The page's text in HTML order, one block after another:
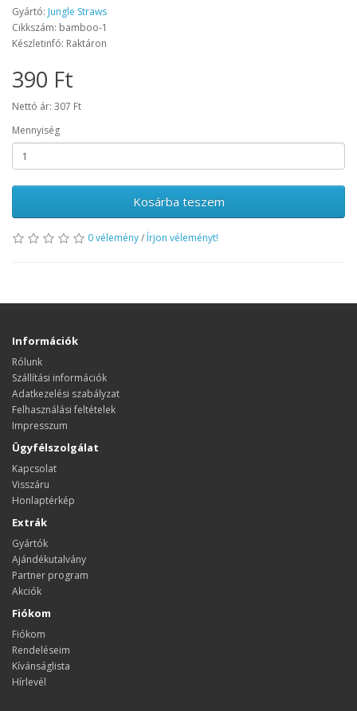
Gyártó: Jungle Straws
Cikkszám: bamboo-1
Készletinfó: Raktáron
390 Ft
Nettó ár: 307 Ft
Mennyiség
Kosárba teszem
0 vélemény/ Írjon véleményt!
Információk
Rólunk
Szállítási információk
Adatkezelési szabályzat
Felhasználási feltételek
Impresszum
Ügyfélszolgálat
Kapcsolat
Visszáru
Honlaptérkép
Extrák
Gyártók
Ajándékutalvány
Partner program
Akciók
Fiókom
Fiókom
Rendeléseim
Kívánságlista
Hírlevél